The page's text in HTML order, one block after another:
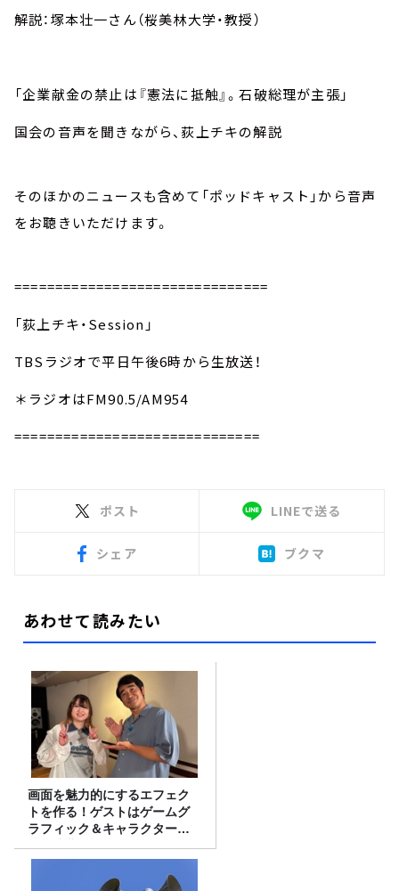
解説：塚本壮一さん（桜美林大学・教授）
「企業献金の禁止は『憲法に抵触』。石破総理が主張」
国会の音声を聞きながら、荻上チキの解説
そのほかのニュースも含めて「ポッドキャスト」から音声
をお聴きいただけます。
===============================
「荻上チキ・Session」
TBSラジオで平日午後6時から生放送！
＊ラジオはFM90.5/AM954
==============================
ポスト LINEで送る
シェア ブクマ
あわせて読みたい
画面を魅力的にするエフェク
トを作る！ゲストはゲームグ
ラフィック＆キャラクター専
攻の遠藤里桜さん！